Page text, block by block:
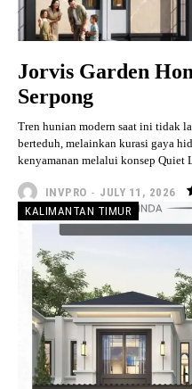
Jorvis Garden
Serpong
Tren hunian modern saat ini tidak
berteduh, melainkan kurasi gaya
kenyamanan melalui konsep Quiet
INVPRO - JULY 11, 2026
KALIMANTAN TIMUR